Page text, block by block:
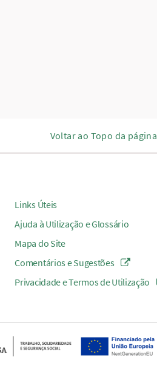
Voltar ao Topo da página
Links Úteis
Ajuda à Utilização e Glossário
Mapa do Site
Comentários e Sugestões
Privacidade e Termos de Utilização